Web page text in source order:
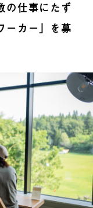
の仕事にたず
ーカー」を募